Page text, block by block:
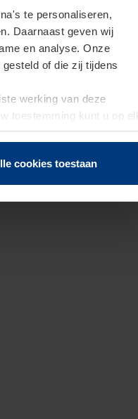
te personaliseren,
Daarnaast geven wij
en analyse. Onze
of die zij tijdens
werking van deze
toestemming kunt u op elk
herroepen.
cookies toestaan